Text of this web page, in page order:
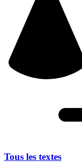
Tous les textes